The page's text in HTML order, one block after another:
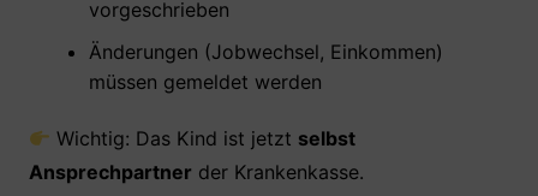
vorgeschrieben
Änderungen (Jobwechsel, Einkommen)
müssen gemeldet werden
Wichtig: Das Kind ist jetzt selbst
Ansprechpartner der Krankenkasse.